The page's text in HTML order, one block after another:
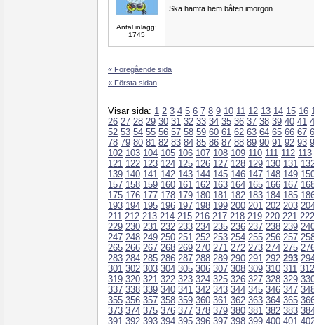
Antal inlägg:
1745
Ska hämta hem båten imorgon.
« Föregående sida
« Första sidan
Visar sida: 1 2 3 4 5 6 7 8 9 10 11 12 13 14 15 16
26 27 28 29 30 31 32 33 34 35 36 37 38 39 40 41
52 53 54 55 56 57 58 59 60 61 62 63 64 65 66 67
78 79 80 81 82 83 84 85 86 87 88 89 90 91 92 93
102 103 104 105 106 107 108 109 110 111 112 113
121 122 123 124 125 126 127 128 129 130 131
139 140 141 142 143 144 145 146 147 148 149
157 158 159 160 161 162 163 164 165 166 167
175 176 177 178 179 180 181 182 183 184 185
193 194 195 196 197 198 199 200 201 202 203
211 212 213 214 215 216 217 218 219 220 221 222
229 230 231 232 233 234 235 236 237 238 239
247 248 249 250 251 252 253 254 255 256 257
265 266 267 268 269 270 271 272 273 274 275
283 284 285 286 287 288 289 290 291 292 293
301 302 303 304 305 306 307 308 309 310 311 312
319 320 321 322 323 324 325 326 327 328 329
337 338 339 340 341 342 343 344 345 346 347
355 356 357 358 359 360 361 362 363 364 365
373 374 375 376 377 378 379 380 381 382 383
391 392 393 394 395 396 397 398 399 400 401